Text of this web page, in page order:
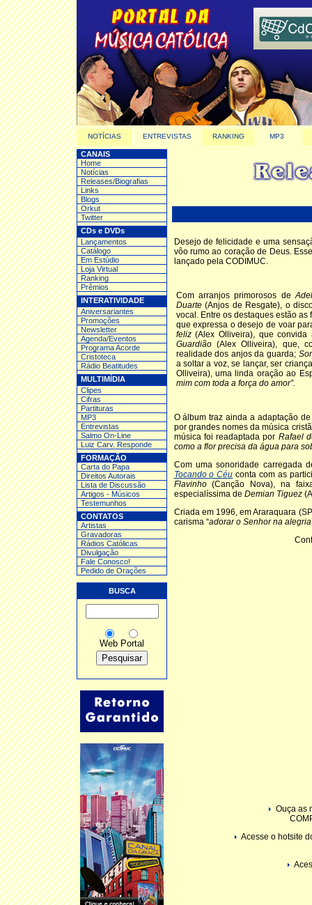
NOTÍCIAS ENTREVISTAS RANKING MP3
CANAIS
Home
Notícias
Releases/Biografias
Links
Blogs
Orkut
Twitter
CDs e DVDs
Lançamentos
Catálogo
Em Estúdio
Loja Virtual
Ranking
Prêmios
INTERATIVIDADE
Aniversariantes
Promoções
Newsletter
Agenda/Eventos
Programa Acorde
Cristoteca
Rádio Beatitudes
MULTIMÍDIA
Clipes
Cifras
Partituras
MP3
Entrevistas
Salmo On-Line
Luiz Carv. Responde
FORMAÇÃO
Carta do Papa
Direitos Autorais
Lista de Discussão
Artigos - Músicos
Testemunhos
CONTATOS
Artistas
Gravadoras
Rádios Católicas
Divulgação
Fale Conosco!
Pedido de Orações
BUSCA
Web Portal
Desejo de felicidade e uma
vôo rumo ao coração de Deus.
lançado pela CODIMUC.
Com arranjos primorosos de
Duarte(Anjos de Resgate), o
vocal. Entre os destaques estão as
que expressa o desejo de voar
feliz(Alex Olliveira), que
Guardião(Alex Olliveira), que,
realidade dos anjos da guarda;
a soltar a voz, se lançar, ser
Olliveira), uma linda oração ao
mim com toda a força do amor”.
O álbum traz ainda a adaptação
por grandes nomes da música
música foi readaptada por Rafael
como a flor precisa da água para
Com uma sonoridade carregada
Tocando o Céu conta com as
Flavinho(Canção Nova), na
especialíssima de Demian Tiguez
Criada em 1996, em Araraquara
carisma “adorar o Senhor na
Ouça as
Acesse o hotsite